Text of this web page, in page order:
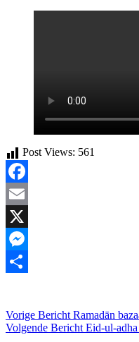
Post Views: 561
Facebook
Email
X
Messenger
Vorige Bericht Ramadān
Volgende Bericht Eid-ul-adha